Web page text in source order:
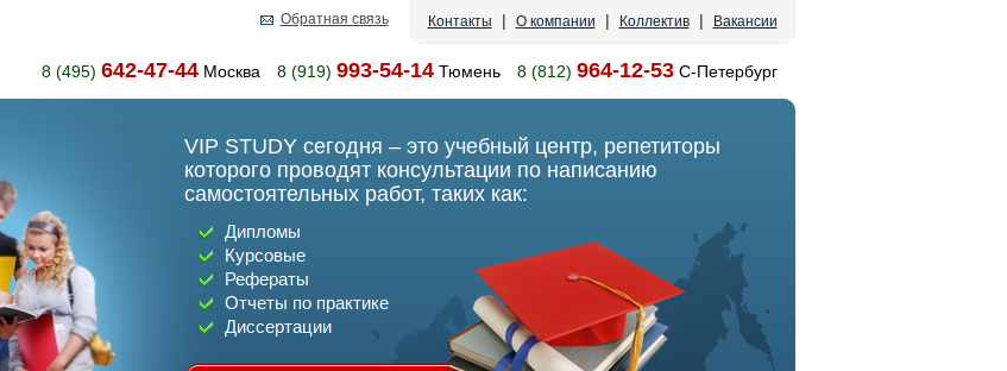
Контакты | О компании | Коллектив| Вакансии
Обратная связь
8 (495) 642-47-44Москва 8 (919) 993-54-14Тюмень 8 (812) 964-12-53С-Петербург
VIP STUDY сегодня – это учебный центр, репетиторы
которого проводят консультации по написанию
самостоятельных работ, таких как:
Дипломы
Курсовые
Рефераты
Отчеты по практике
Диссертации